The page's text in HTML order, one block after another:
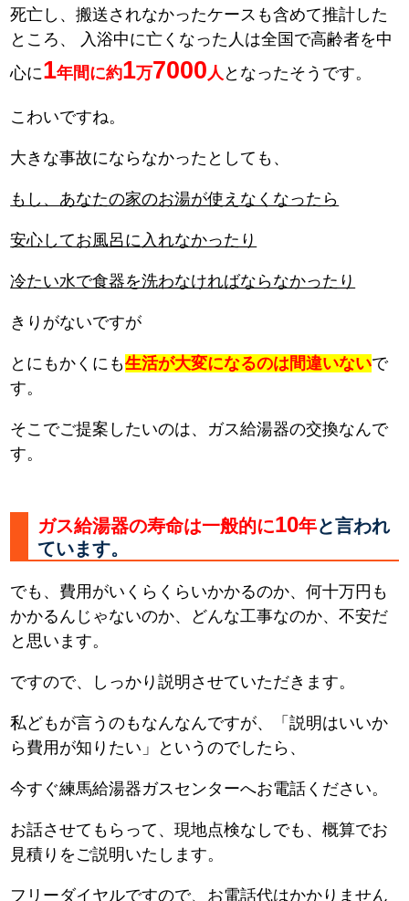
死亡し、搬送されなかったケースも含めて推計した
ところ、
入浴中に亡くなった人は全国で高齢者を中
心に1年間に約1万7000 人 となったそうです。
こわいですね。
大きな事故にならなかったとしても、
もし、あなたの家のお湯が使えなくなったら
安心してお風呂に入れなかったり
冷たい水で食器を洗わなければならなかったり
きりがないですが
とにもかくにも生活が大変になるのは間違いないで
す。
そこでご提案したいのは、ガス給湯器の交換なんで
す。
ガス給湯器の寿命は一般的に10年と言われ
ています。
でも、費用がいくらくらいかかるのか、何十万円も
かかるんじゃないのか、どんな工事なのか、不安だ
と思います。
ですので、しっかり説明させていただきます。
私どもが言うのもなんなんですが、「説明はいいか
ら費用が知りたい」というのでしたら、
今すぐ練馬給湯器ガスセンターへお電話ください。
お話させてもらって、現地点検なしでも、概算でお
見積りをご説明いたします。
フリーダイヤルですので、お電話代はかかりません